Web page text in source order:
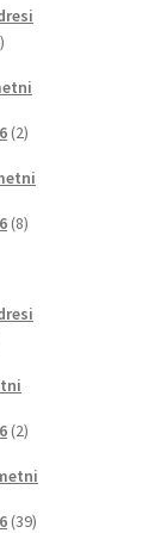
103
22
88
22
3939